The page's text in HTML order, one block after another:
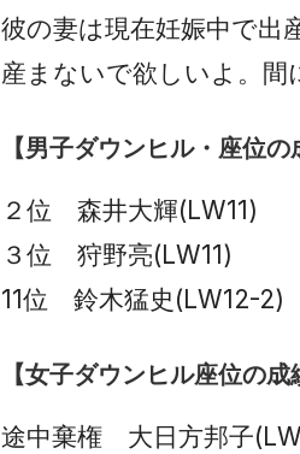
彼の妻は現在妊娠中で出
産まないで欲しいよ。間
【男子ダウンヒル・座位の
２位 森井大輝(LW11)
３位 狩野亮(LW11)
11位 鈴木猛史(LW12-2)
【女子ダウンヒル座位の成
途中棄権 大日方邦子